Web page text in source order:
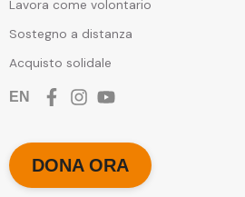
Lavora come volontario
Sostegno a distanza
Acquisto solidale
EN
DONA ORA